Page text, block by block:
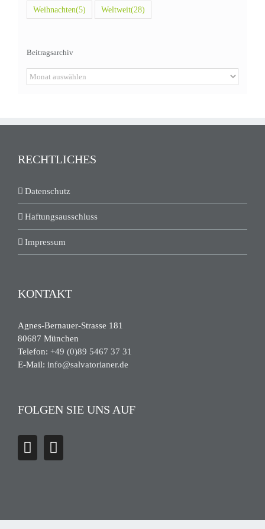
Weihnachten(5) Weltweit(28)
Beitragsarchiv
Beitragsarchiv
RECHTLICHES
Datenschutz
Haftungsausschluss
Impressum
KONTAKT
Agnes-Bernauer-Strasse 181
80687 München
Telefon: +49 (0)89 5467 37 31
E-Mail: info@salvatorianer.de
FOLGEN SIE UNS AUF